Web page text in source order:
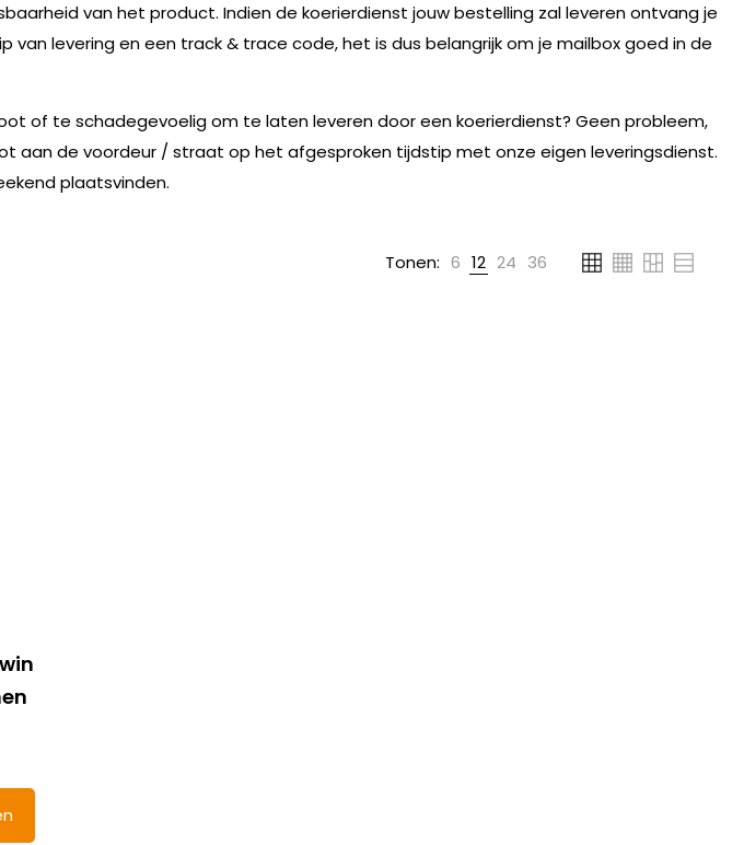
van het product. Indien de koerierdienst jouw bestelling zal leveren ontvang je
levering en een track & trace code, het is dus belangrijk om je mailbox goed in de
of te schadegevoelig om te laten leveren door een koerierdienst? Geen probleem,
aan de voordeur / straat op het afgesproken tijdstip met onze eigen leveringsdienst.
plaatsvinden.
Tonen: 6 12 24 36